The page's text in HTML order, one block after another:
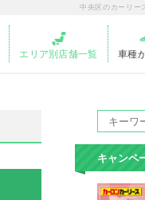
中央区のカーリー
エリア別店舗一覧 車種
キャンペ